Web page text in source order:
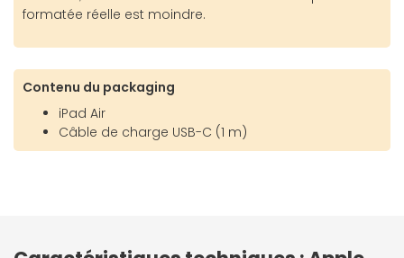
formatée réelle est moindre.
Contenu du packaging
iPad Air
Câble de charge USB-C (1 m)